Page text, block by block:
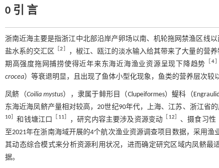
0 引 言
浙南近海主要是指浙江中北部沿岸产卵场以南、机轮拖网禁渔区线
盐水系的交汇区
［2］ ，椒江、瓯江的淡水输入给其带来了大量的营
期高强度拖网捕捞使得近年来东海近海渔业资源呈现下降趋势
［4］
crocea）等衰退明显，且出现了鱼体小型化现象，鱼类的营养层次较
凤鲚（Coilia mystus），隶属于鲱形目（Clupeiformes）鳀科（
东海近海凤鲚产量相对较高，20世纪90年代，上海、江苏、浙江省
10］和钱塘江口 ［ 11］ ，研究内容主要涉及资源变动 ［ 12］ 、摄食习性
至2021年在浙南海域开展的4个航次渔业资源调查项目数据，采用渔
其动态综合模式来分析资源利用状况，进而确定研究区域内凤鲚
据。